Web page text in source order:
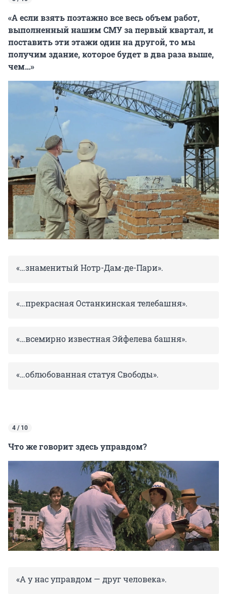
«А если взять поэтажно все весь объем работ,
выполненный нашим СМУ за первый квартал, и
поставить эти этажи один на другой, то мы
получим здание, которое будет в два раза выше,
чем…»
«…знаменитый Нотр-Дам-де-Пари».
«…прекрасная Останкинская телебашня».
«…всемирно известная Эйфелева башня».
«…облюбованная статуя Свободы».
4 / 10
Что же говорит здесь управдом?
«А у нас управдом — друг человека».